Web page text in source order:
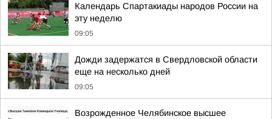
Календарь Спартакиады народов России на
эту неделю
09:05
Дожди задержатся в Свердловской области
еще на несколько дней
09:05
Возрожденное Челябинское высшее